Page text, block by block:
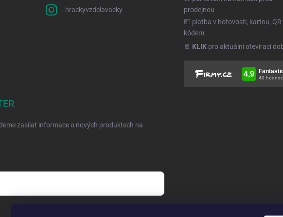
hrackyvzdelavacky
prodejnou
💵 platba v hotovosti, kartou, QR
kódem
🚪 KLIK pro aktuální otevírací
zasílat informace o nových produktech na